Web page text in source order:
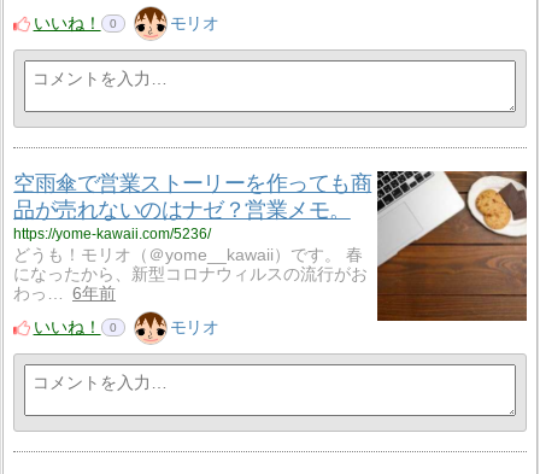
いいね！
0 モリオ
空雨傘で営業ストーリーを作っても商
品が売れないのはナゼ？営業メモ。
https://yome-kawaii.com/5236/
どうも！モリオ（＠yome__kawaii）です。 春
になったから、新型コロナウィルスの流行がお
わっ…
6年前
いいね！
0 モリオ